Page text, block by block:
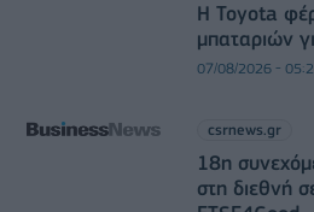
Η Toyota
μπαταριών
07/08/2026 -
csrnews.gr
18η
στη διεθνή